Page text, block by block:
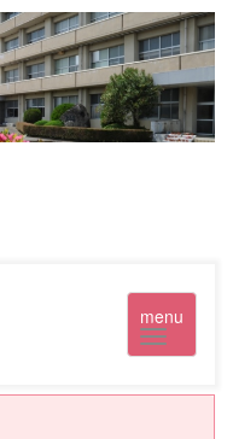
menu